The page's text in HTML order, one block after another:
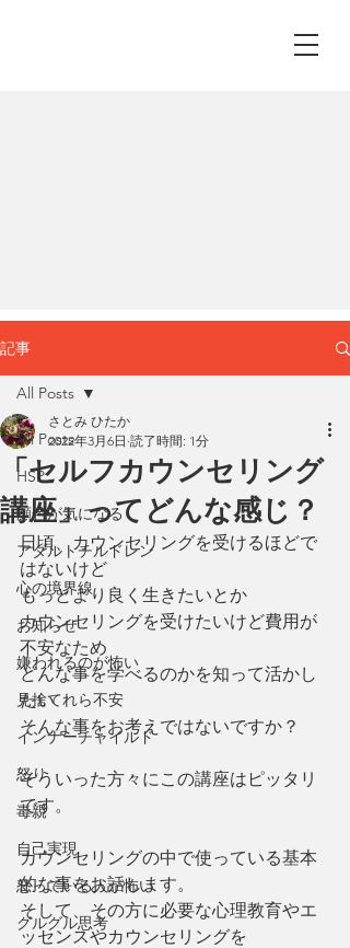
記事
All Posts
HSP
顔色が気になる
アダルトチルドレン
心の境界線
お知らせ
嫌われるのが怖い
見捨てれら不安
インナーチャイルド
怒り
毒親
自己実現
怒っている人が怖い
グルグル思考
All Posts
「セルフカウンセリング
講座」ってどんな感じ？
さとみ ひたか
2022年3月6日 読了時間: 1分
日頃、カウンセリングを受けるほどで
はないけど
もっとより良く生きたいとか
カウンセリングを受けたいけど費用が
不安なため
どんな事を学べるのかを知って活かし
たい
そんな事をお考えではないですか？
そういった方々にこの講座はピッタリ
です。
カウンセリングの中で使っている基本
的な事をお話します。
そして、その方に必要な心理教育やエ
ッセンスやカウンセリングを